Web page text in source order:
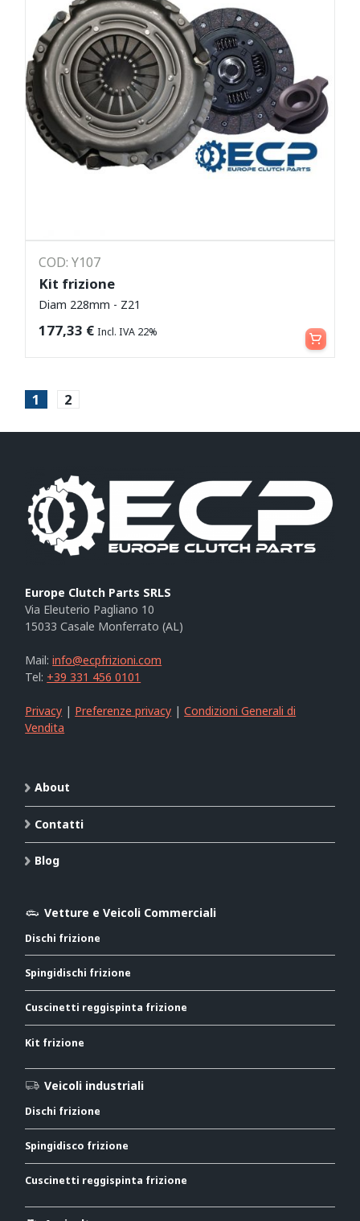
COD: Y107
Kit frizione
Diam 228mm - Z21
177,33 € Incl. IVA 22% Leggi tutto
1 2
Europe Clutch Parts SRLS
Via Eleuterio Pagliano 10
15033 Casale Monferrato (AL)
Mail:info@ecpfrizioni.com
Tel: +39 331 456 0101
Privacy | Preferenze privacy |Condizioni Generali di
Vendita
About
Contatti
Blog
Vetture e Veicoli Commerciali
Dischi frizione
Spingidischi frizione
Cuscinetti reggispinta frizione
Kit frizione
Veicoli industriali
Dischi frizione
Spingidisco frizione
Cuscinetti reggispinta frizione